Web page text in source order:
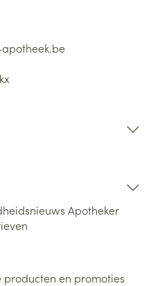
Apotheker
en promoties